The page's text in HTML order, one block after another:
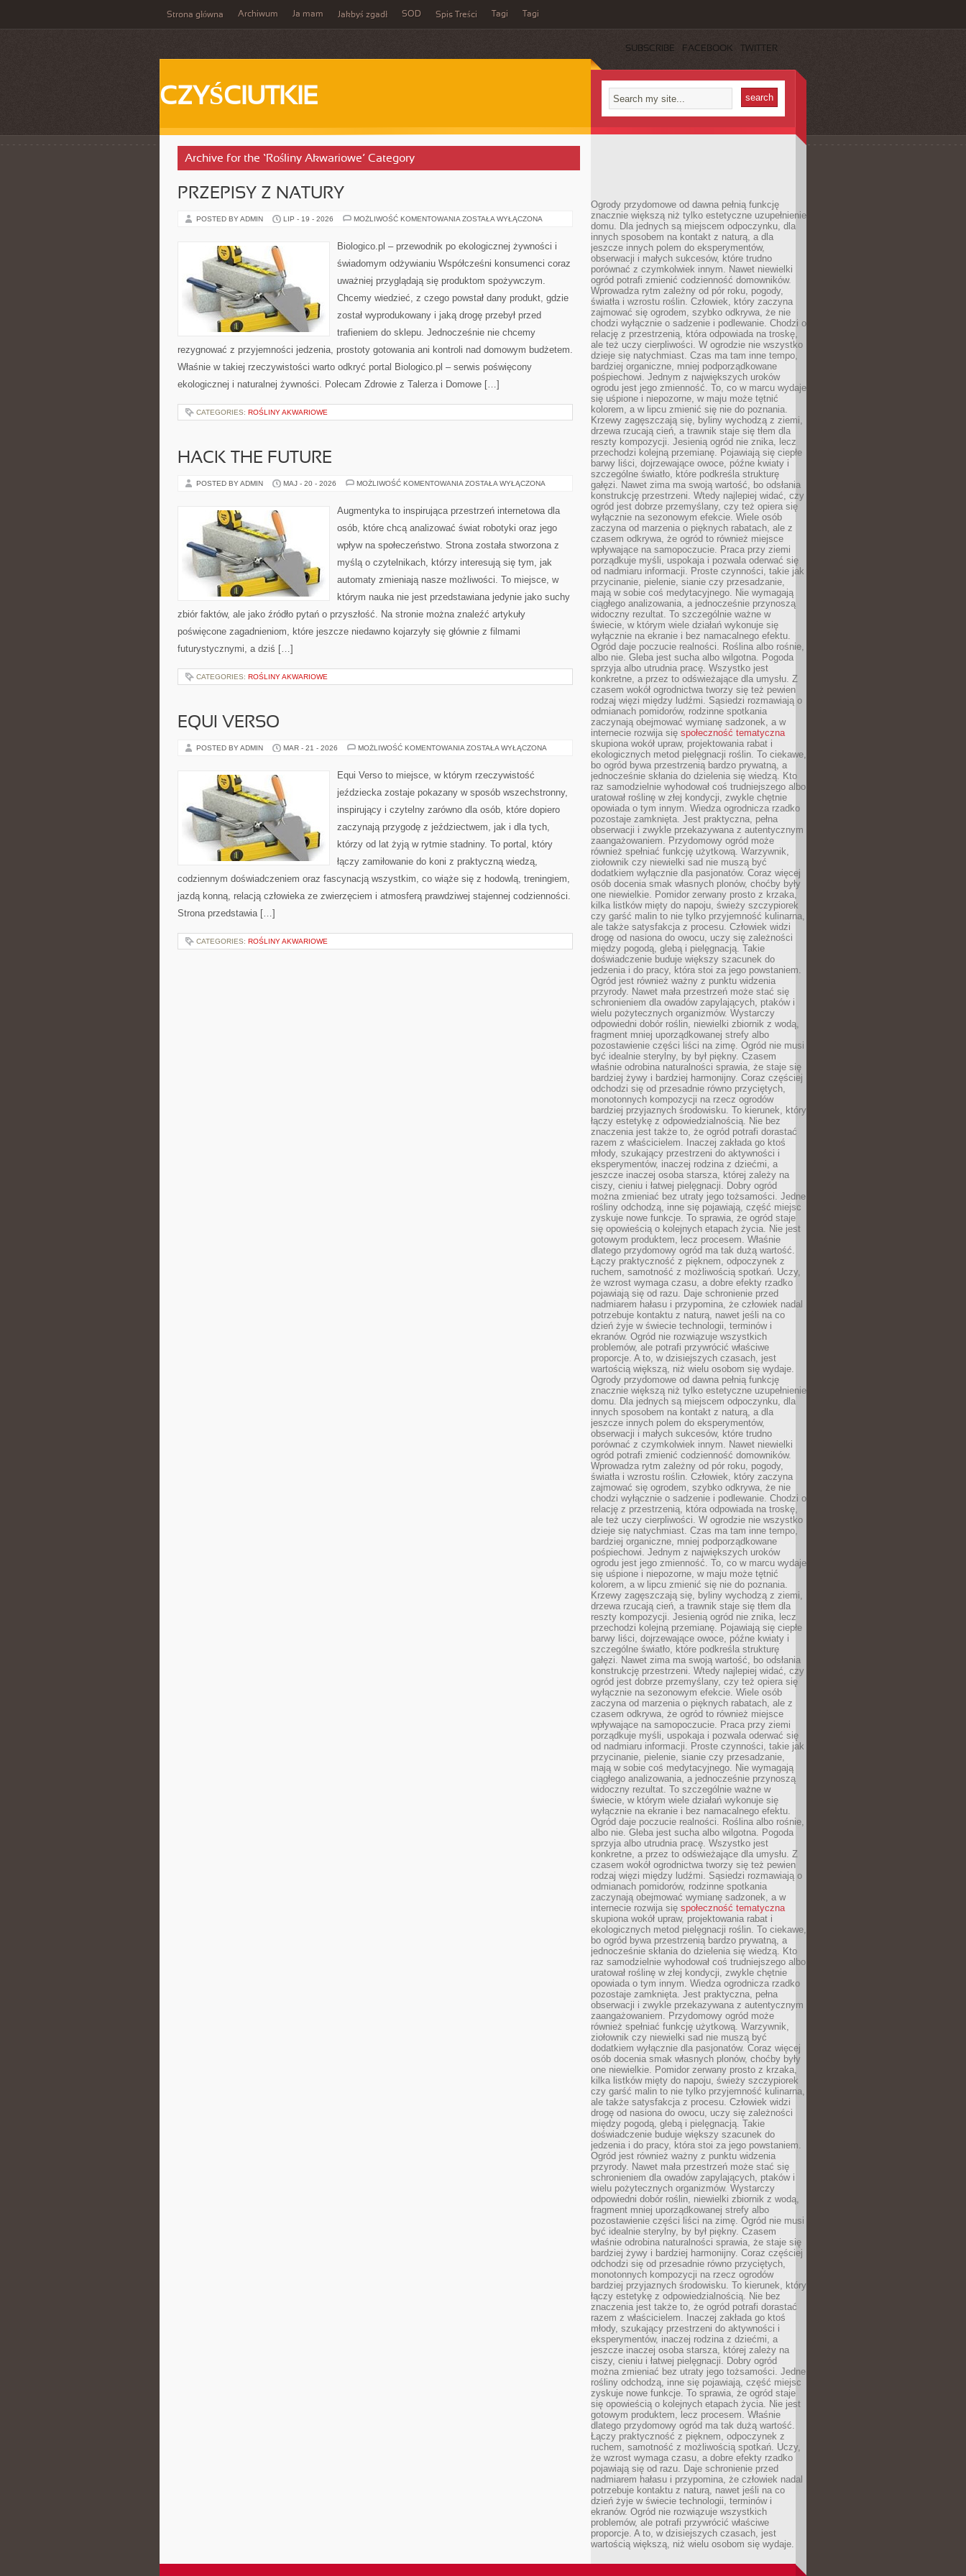
Strona główna Archiwum Ja mam Jakbyś zgadł SOD Spis Treści Tagi Tagi
SUBSCRIBE FACEBOOK TWITTER
CZYŚCIUTKIE
Archive for the ‘Rośliny Akwariowe’ Category
PRZEPISY Z NATURY
POSTED BY ADMIN LIP - 19 - 2026 MOŻLIWOŚĆ KOMENTOWANIA PRZEPISY
ZOSTAŁA WYŁĄCZONA
Biologico.pl – przewodnik po ekologicznej żywności i
świadomym odżywianiu Współcześni konsumenci coraz
uważniej przyglądają się produktom spożywczym.
Chcemy wiedzieć, z czego powstał dany produkt, gdzie
został wyprodukowany i jaką drogę przebył przed
trafieniem do sklepu. Jednocześnie nie chcemy
rezygnować z przyjemności jedzenia, prostoty gotowania ani kontroli nad domowym budżetem.
Właśnie w takiej rzeczywistości warto odkryć portal Biologico.pl – serwis poświęcony
ekologicznej i naturalnej żywności. Polecam Zdrowie z Talerza i Domowe […]
CATEGORIES: ROŚLINY AKWARIOWE
HACK THE FUTURE
POSTED BY ADMIN MAJ - 20 - 2026 MOŻLIWOŚĆ KOMENTOWANIA HACK
ZOSTAŁA WYŁĄCZONA
Augmentyka to inspirująca przestrzeń internetowa dla
osób, które chcą analizować świat robotyki oraz jego
wpływ na społeczeństwo. Strona została stworzona z
myślą o czytelnikach, którzy interesują się tym, jak
automaty zmieniają nasze możliwości. To miejsce, w
którym nauka nie jest przedstawiana jedynie jako suchy
zbiór faktów, ale jako źródło pytań o przyszłość. Na stronie można znaleźć artykuły
poświęcone zagadnieniom, które jeszcze niedawno kojarzyły się głównie z filmami
futurystycznymi, a dziś […]
CATEGORIES: ROŚLINY AKWARIOWE
EQUI VERSO
POSTED BY ADMIN MAR - 21 - 2026 MOŻLIWOŚĆ KOMENTOWANIA EQUI
ZOSTAŁA WYŁĄCZONA
Equi Verso to miejsce, w którym rzeczywistość
jeździecka zostaje pokazany w sposób wszechstronny,
inspirujący i czytelny zarówno dla osób, które dopiero
zaczynają przygodę z jeździectwem, jak i dla tych,
którzy od lat żyją w rytmie stadniny. To portal, który
łączy zamiłowanie do koni z praktyczną wiedzą,
codziennym doświadczeniem oraz fascynacją wszystkim, co wiąże się z hodowlą, treningiem,
jazdą konną, relacją człowieka ze zwierzęciem i atmosferą prawdziwej stajennej codzienności.
Strona przedstawia […]
CATEGORIES: ROŚLINY AKWARIOWE
Ogrody przydomowe od dawna pełnią funkcję
znacznie większą niż tylko estetyczne uzupełnienie
domu. Dla jednych są miejscem odpoczynku, dla
innych sposobem na kontakt z naturą, a dla
jeszcze innych polem do eksperymentów,
obserwacji i małych sukcesów, które trudno
porównać z czymkolwiek innym. Nawet niewielki
ogród potrafi zmienić codzienność domowników.
Wprowadza rytm zależny od pór roku, pogody,
światła i wzrostu roślin. Człowiek, który zaczyna
zajmować się ogrodem, szybko odkrywa, że nie
chodzi wyłącznie o sadzenie i podlewanie. Chodzi o
relację z przestrzenią, która odpowiada na troskę,
ale też uczy cierpliwości. W ogrodzie nie wszystko
dzieje się natychmiast. Czas ma tam inne tempo,
bardziej organiczne, mniej podporządkowane
pośpiechowi. Jednym z największych uroków
ogrodu jest jego zmienność. To, co w marcu wydaje
się uśpione i niepozorne, w maju może tętnić
kolorem, a w lipcu zmienić się nie do poznania.
Krzewy zagęszczają się, byliny wychodzą z ziemi,
drzewa rzucają cień, a trawnik staje się tłem dla
reszty kompozycji. Jesienią ogród nie znika, lecz
przechodzi kolejną przemianę. Pojawiają się ciepłe
barwy liści, dojrzewające owoce, późne kwiaty i
szczególne światło, które podkreśla strukturę
gałęzi. Nawet zima ma swoją wartość, bo odsłania
konstrukcję przestrzeni. Wtedy najlepiej widać, czy
ogród jest dobrze przemyślany, czy też opiera się
wyłącznie na sezonowym efekcie. Wiele osób
zaczyna od marzenia o pięknych rabatach, ale z
czasem odkrywa, że ogród to również miejsce
wpływające na samopoczucie. Praca przy ziemi
porządkuje myśli, uspokaja i pozwala oderwać się
od nadmiaru informacji. Proste czynności, takie jak
przycinanie, pielenie, sianie czy przesadzanie,
mają w sobie coś medytacyjnego. Nie wymagają
ciągłego analizowania, a jednocześnie przynoszą
widoczny rezultat. To szczególnie ważne w
świecie, w którym wiele działań wykonuje się
wyłącznie na ekranie i bez namacalnego efektu.
Ogród daje poczucie realności. Roślina albo rośnie,
albo nie. Gleba jest sucha albo wilgotna. Pogoda
sprzyja albo utrudnia pracę. Wszystko jest
konkretne, a przez to odświeżające dla umysłu. Z
czasem wokół ogrodnictwa tworzy się też pewien
rodzaj więzi między ludźmi. Sąsiedzi rozmawiają o
odmianach pomidorów, rodzinne spotkania
zaczynają obejmować wymianę sadzonek, a w
internecie rozwija się społeczność tematyczna
skupiona wokół upraw, projektowania rabat i
ekologicznych metod pielęgnacji roślin. To ciekawe,
bo ogród bywa przestrzenią bardzo prywatną, a
jednocześnie skłania do dzielenia się wiedzą. Kto
raz samodzielnie wyhodował coś trudniejszego albo
uratował roślinę w złej kondycji, zwykle chętnie
opowiada o tym innym. Wiedza ogrodnicza rzadko
pozostaje zamknięta. Jest praktyczna, pełna
obserwacji i zwykle przekazywana z autentycznym
zaangażowaniem. Przydomowy ogród może
również spełniać funkcję użytkową. Warzywnik,
ziołownik czy niewielki sad nie muszą być
dodatkiem wyłącznie dla pasjonatów. Coraz więcej
osób docenia smak własnych plonów, choćby były
one niewielkie. Pomidor zerwany prosto z krzaka,
kilka listków mięty do napoju, świeży szczypiorek
czy garść malin to nie tylko przyjemność kulinarna,
ale także satysfakcja z procesu. Człowiek widzi
drogę od nasiona do owocu, uczy się zależności
między pogodą, glebą i pielęgnacją. Takie
doświadczenie buduje większy szacunek do
jedzenia i do pracy, która stoi za jego powstaniem.
Ogród jest również ważny z punktu widzenia
przyrody. Nawet mała przestrzeń może stać się
schronieniem dla owadów zapylających, ptaków i
wielu pożytecznych organizmów. Wystarczy
odpowiedni dobór roślin, niewielki zbiornik z wodą,
fragment mniej uporządkowanej strefy albo
pozostawienie części liści na zimę. Ogród nie musi
być idealnie sterylny, by był piękny. Czasem
właśnie odrobina naturalności sprawia, że staje się
bardziej żywy i bardziej harmonijny. Coraz częściej
odchodzi się od przesadnie równo przyciętych,
monotonnych kompozycji na rzecz ogrodów
bardziej przyjaznych środowisku. To kierunek, który
łączy estetykę z odpowiedzialnością. Nie bez
znaczenia jest także to, że ogród potrafi dorastać
razem z właścicielem. Inaczej zakłada go ktoś
młody, szukający przestrzeni do aktywności i
eksperymentów, inaczej rodzina z dziećmi, a
jeszcze inaczej osoba starsza, której zależy na
ciszy, cieniu i łatwej pielęgnacji. Dobry ogród
można zmieniać bez utraty jego tożsamości. Jedne
rośliny odchodzą, inne się pojawiają, część miejsc
zyskuje nowe funkcje. To sprawia, że ogród staje
się opowieścią o kolejnych etapach życia. Nie jest
gotowym produktem, lecz procesem. Właśnie
dlatego przydomowy ogród ma tak dużą wartość.
Łączy praktyczność z pięknem, odpoczynek z
ruchem, samotność z możliwością spotkań. Uczy,
że wzrost wymaga czasu, a dobre efekty rzadko
pojawiają się od razu. Daje schronienie przed
nadmiarem hałasu i przypomina, że człowiek nadal
potrzebuje kontaktu z naturą, nawet jeśli na co
dzień żyje w świecie technologii, terminów i
ekranów. Ogród nie rozwiązuje wszystkich
problemów, ale potrafi przywrócić właściwe
proporcje. A to, w dzisiejszych czasach, jest
wartością większą, niż wielu osobom się wydaje.
Ogrody przydomowe od dawna pełnią funkcję
znacznie większą niż tylko estetyczne uzupełnienie
domu. Dla jednych są miejscem odpoczynku, dla
innych sposobem na kontakt z naturą, a dla
jeszcze innych polem do eksperymentów,
obserwacji i małych sukcesów, które trudno
porównać z czymkolwiek innym. Nawet niewielki
ogród potrafi zmienić codzienność domowników.
Wprowadza rytm zależny od pór roku, pogody,
światła i wzrostu roślin. Człowiek, który zaczyna
zajmować się ogrodem, szybko odkrywa, że nie
chodzi wyłącznie o sadzenie i podlewanie. Chodzi o
relację z przestrzenią, która odpowiada na troskę,
ale też uczy cierpliwości. W ogrodzie nie wszystko
dzieje się natychmiast. Czas ma tam inne tempo,
bardziej organiczne, mniej podporządkowane
pośpiechowi. Jednym z największych uroków
ogrodu jest jego zmienność. To, co w marcu wydaje
się uśpione i niepozorne, w maju może tętnić
kolorem, a w lipcu zmienić się nie do poznania.
Krzewy zagęszczają się, byliny wychodzą z ziemi,
drzewa rzucają cień, a trawnik staje się tłem dla
reszty kompozycji. Jesienią ogród nie znika, lecz
przechodzi kolejną przemianę. Pojawiają się ciepłe
barwy liści, dojrzewające owoce, późne kwiaty i
szczególne światło, które podkreśla strukturę
gałęzi. Nawet zima ma swoją wartość, bo odsłania
konstrukcję przestrzeni. Wtedy najlepiej widać, czy
ogród jest dobrze przemyślany, czy też opiera się
wyłącznie na sezonowym efekcie. Wiele osób
zaczyna od marzenia o pięknych rabatach, ale z
czasem odkrywa, że ogród to również miejsce
wpływające na samopoczucie. Praca przy ziemi
porządkuje myśli, uspokaja i pozwala oderwać się
od nadmiaru informacji. Proste czynności, takie jak
przycinanie, pielenie, sianie czy przesadzanie,
mają w sobie coś medytacyjnego. Nie wymagają
ciągłego analizowania, a jednocześnie przynoszą
widoczny rezultat. To szczególnie ważne w
świecie, w którym wiele działań wykonuje się
wyłącznie na ekranie i bez namacalnego efektu.
Ogród daje poczucie realności. Roślina albo rośnie,
albo nie. Gleba jest sucha albo wilgotna. Pogoda
sprzyja albo utrudnia pracę. Wszystko jest
konkretne, a przez to odświeżające dla umysłu. Z
czasem wokół ogrodnictwa tworzy się też pewien
rodzaj więzi między ludźmi. Sąsiedzi rozmawiają o
odmianach pomidorów, rodzinne spotkania
zaczynają obejmować wymianę sadzonek, a w
internecie rozwija się społeczność tematyczna
skupiona wokół upraw, projektowania rabat i
ekologicznych metod pielęgnacji roślin. To ciekawe,
bo ogród bywa przestrzenią bardzo prywatną, a
jednocześnie skłania do dzielenia się wiedzą. Kto
raz samodzielnie wyhodował coś trudniejszego albo
uratował roślinę w złej kondycji, zwykle chętnie
opowiada o tym innym. Wiedza ogrodnicza rzadko
pozostaje zamknięta. Jest praktyczna, pełna
obserwacji i zwykle przekazywana z autentycznym
zaangażowaniem. Przydomowy ogród może
również spełniać funkcję użytkową. Warzywnik,
ziołownik czy niewielki sad nie muszą być
dodatkiem wyłącznie dla pasjonatów. Coraz więcej
osób docenia smak własnych plonów, choćby były
one niewielkie. Pomidor zerwany prosto z krzaka,
kilka listków mięty do napoju, świeży szczypiorek
czy garść malin to nie tylko przyjemność kulinarna,
ale także satysfakcja z procesu. Człowiek widzi
drogę od nasiona do owocu, uczy się zależności
między pogodą, glebą i pielęgnacją. Takie
doświadczenie buduje większy szacunek do
jedzenia i do pracy, która stoi za jego powstaniem.
Ogród jest również ważny z punktu widzenia
przyrody. Nawet mała przestrzeń może stać się
schronieniem dla owadów zapylających, ptaków i
wielu pożytecznych organizmów. Wystarczy
odpowiedni dobór roślin, niewielki zbiornik z wodą,
fragment mniej uporządkowanej strefy albo
pozostawienie części liści na zimę. Ogród nie musi
być idealnie sterylny, by był piękny. Czasem
właśnie odrobina naturalności sprawia, że staje się
bardziej żywy i bardziej harmonijny. Coraz częściej
odchodzi się od przesadnie równo przyciętych,
monotonnych kompozycji na rzecz ogrodów
bardziej przyjaznych środowisku. To kierunek, który
łączy estetykę z odpowiedzialnością. Nie bez
znaczenia jest także to, że ogród potrafi dorastać
razem z właścicielem. Inaczej zakłada go ktoś
młody, szukający przestrzeni do aktywności i
eksperymentów, inaczej rodzina z dziećmi, a
jeszcze inaczej osoba starsza, której zależy na
ciszy, cieniu i łatwej pielęgnacji. Dobry ogród
można zmieniać bez utraty jego tożsamości. Jedne
rośliny odchodzą, inne się pojawiają, część miejsc
zyskuje nowe funkcje. To sprawia, że ogród staje
się opowieścią o kolejnych etapach życia. Nie jest
gotowym produktem, lecz procesem. Właśnie
dlatego przydomowy ogród ma tak dużą wartość.
Łączy praktyczność z pięknem, odpoczynek z
ruchem, samotność z możliwością spotkań. Uczy,
że wzrost wymaga czasu, a dobre efekty rzadko
pojawiają się od razu. Daje schronienie przed
nadmiarem hałasu i przypomina, że człowiek nadal
potrzebuje kontaktu z naturą, nawet jeśli na co
dzień żyje w świecie technologii, terminów i
ekranów. Ogród nie rozwiązuje wszystkich
problemów, ale potrafi przywrócić właściwe
proporcje. A to, w dzisiejszych czasach, jest
wartością większą, niż wielu osobom się wydaje.